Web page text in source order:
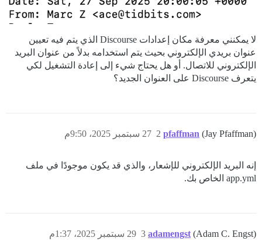
لا يمكنني معرفة مكان إعدادات Discourse الذي يتم فيه تعيين
عنوان بريدي الإلكتروني بحيث يتم استخدامه بدلاً من عنوان البريد
الإلكتروني للاتصال. أو هل يحتاج شيء إلى إعادة التشغيل لكي
يتعرف Discourse على العنوان الجديد؟
pfaffman (Jay Pfaffman) 27 سبتمبر 2025، 9:50م 2
إنه البريد الإلكتروني للإشعار، والذي قد يكون موجودًا في ملف
app.yml الخاص بك.
adamengst (Adam C. Engst) 29 سبتمبر 2025، 1:37م 3